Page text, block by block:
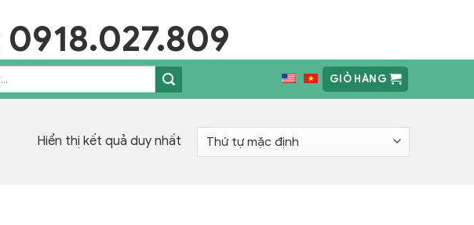
0918.027.809
GIỎ HÀNG
Hiển thị kết quả duy nhất